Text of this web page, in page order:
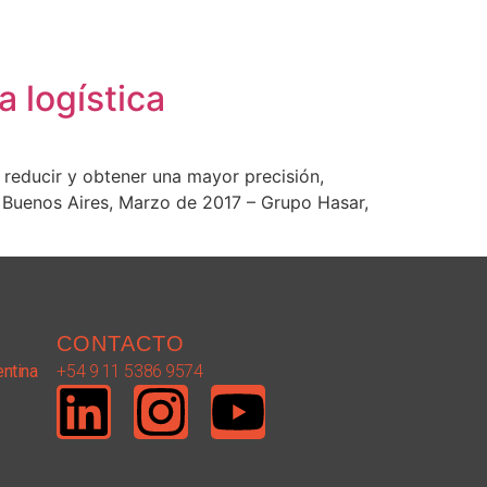
logística
y obtener una mayor precisión,
Aires, Marzo de 2017 – Grupo Hasar,
CONTACTO
+54 9 11 5386 9574